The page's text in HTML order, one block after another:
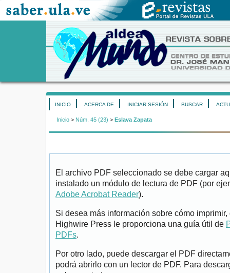
INICIO ACERCA DE INICIAR SESIÓN BUSCAR
Inicio > Núm. 45 (23) > Eslava Zapata
El archivo PDF seleccionado se debe cargar
instalado un módulo de lectura de PDF (por
Adobe Acrobat Reader).
Si desea más información sobre cómo
Highwire Press le proporciona una guía útil de
PDFs.
Por otro lado, puede descargar el PDF
podrá abrirlo con un lector de PDF. Para